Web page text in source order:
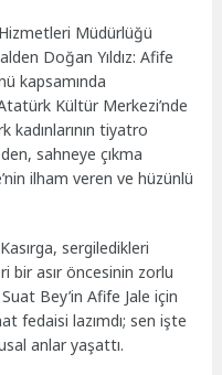
Müdürlüğü
Doğan Yıldız: Afife
kapsamında
Kültür Merkezi’nde
kadınlarının tiyatro
sahneye çıkma
ilham veren ve hüzünlü
sergiledikleri
bir asır öncesinin zorlu
Bey’in Afife Jale için
fedaisi lazımdı; sen işte
anlar yaşattı.